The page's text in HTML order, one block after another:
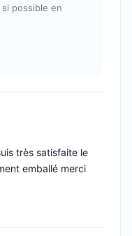
possible en
très satisfaite le
emballé merci